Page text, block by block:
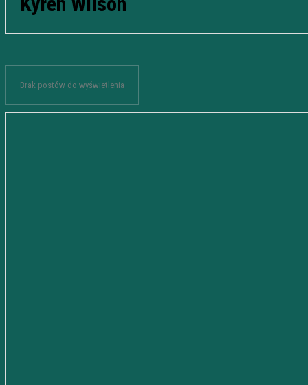
Brak postów do wyświetlenia